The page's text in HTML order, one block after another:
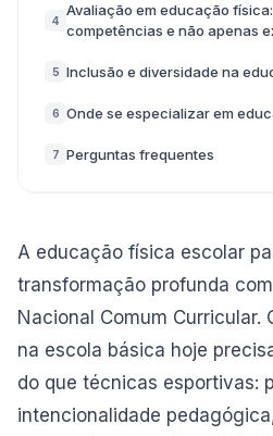
4
Avaliação em educação
competências e não apenas
5 Inclusão e diversidade na
6 Onde se especializar em
7 Perguntas frequentes
A educação física escolar
transformação profunda
Nacional Comum Curricular.
na escola básica hoje
do que técnicas esportivas:
intencionalidade